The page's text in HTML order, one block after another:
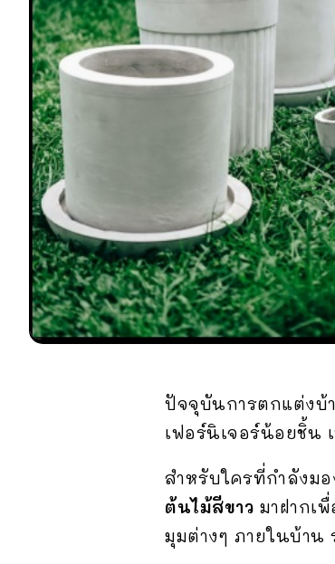
ปัจจุบันการตกแต่งบ้
เฟอร์นิเจอร์น้อยชิ้น
สำหรับใครที่กำลังม
ต้นไม้สีขาว มาฝากเ
มุมต่างๆ ภายในบ้าน